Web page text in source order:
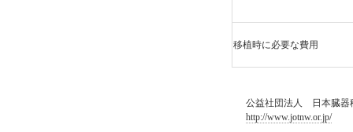
移植時に必要な費用
公益社団法人 日本臓器移
http://www.jotnw.or.jp/